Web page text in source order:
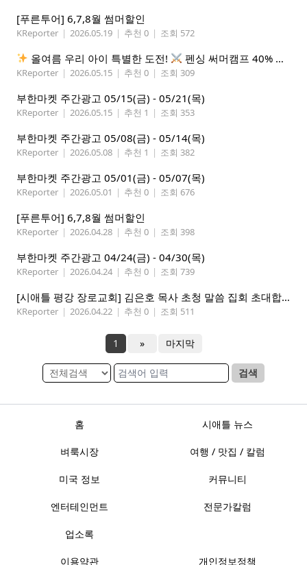
[푸른투어] 6,7,8월 썸머할인
KReporter | 2026.05.19 | 추천 0 | 조회 572
올여름 우리 아이 특별한 도전! 펜싱 써머캠프 40% 선착순 할인
KReporter | 2026.05.15 | 추천 0 | 조회 309
부한마켓 주간광고 05/15(금) - 05/21(목)
KReporter | 2026.05.15 | 추천 1 | 조회 353
부한마켓 주간광고 05/08(금) - 05/14(목)
KReporter | 2026.05.08 | 추천 1 | 조회 382
부한마켓 주간광고 05/01(금) - 05/07(목)
KReporter | 2026.05.01 | 추천 0 | 조회 676
[푸른투어] 6,7,8월 썸머할인
KReporter | 2026.04.28 | 추천 0 | 조회 398
부한마켓 주간광고 04/24(금) - 04/30(목)
KReporter | 2026.04.24 | 추천 0 | 조회 739
[시애틀 평강 장로교회] 김은호 목사 초청 말씀 집회 초대합니다 5/3-5
KReporter | 2026.04.22 | 추천 0 | 조회 511
1 » 마지막
검색
홈 시애틀 뉴스
벼룩시장 여행 / 맛집 / 칼럼
미국 정보 커뮤니티
엔터테인먼트 전문가칼럼
업소록
이용약관 개인정보정책